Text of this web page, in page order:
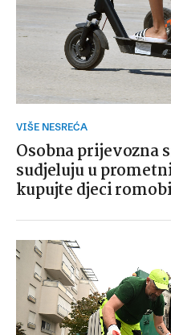
VIŠE NESREĆA
Osobna prijevozna
sudjeluju u
kupujte djeci